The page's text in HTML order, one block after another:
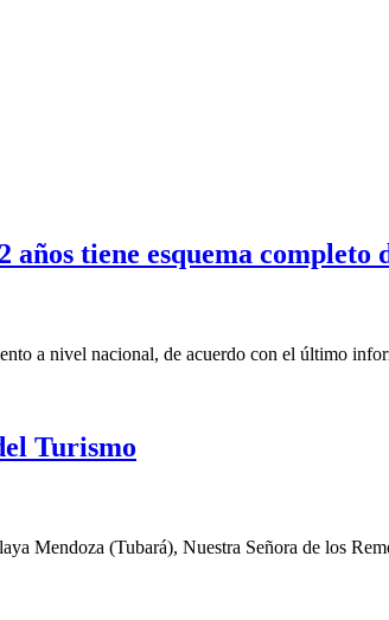
tiene esquema completo
a nivel nacional, de acuerdo con el último
Turismo
Mendoza (Tubará), Nuestra Señora de los